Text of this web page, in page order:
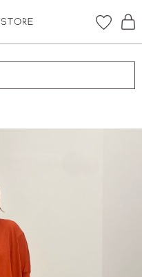
新規会員登録